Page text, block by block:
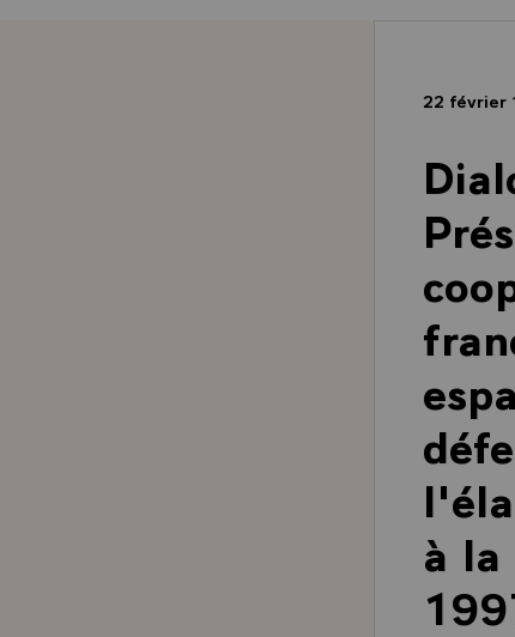
22 février
à la